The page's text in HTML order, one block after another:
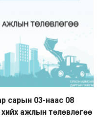
сарын 03-наас 08
хийх ажлын төлөвлөгөө